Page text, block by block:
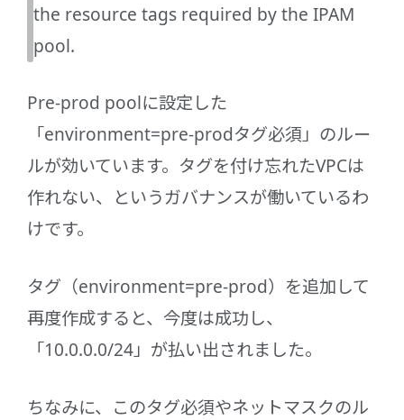
the resource tags required by the IPAM
pool.
Pre-prod poolに設定した
「environment=pre-prodタグ必須」のルー
ルが効いています。タグを付け忘れたVPCは
作れない、というガバナンスが働いているわ
けです。
タグ（environment=pre-prod）を追加して
再度作成すると、今度は成功し、
「10.0.0.0/24」が払い出されました。
ちなみに、このタグ必須やネットマスクのル